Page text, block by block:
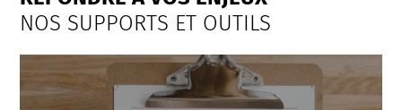
NOS SUPPORTS ET OUTILS